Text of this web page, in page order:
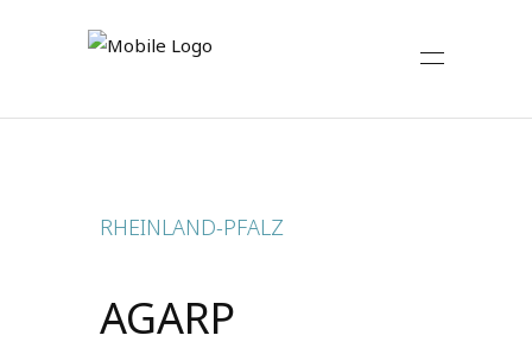
RHEINLAND-PFALZ
AGARP